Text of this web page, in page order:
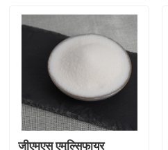
गुणवत्ता नियंत्रण
संपर्क करें
समाचार
एक उद्धरण का अनुरोध करें
जीएमएस एमुल्सिफायर